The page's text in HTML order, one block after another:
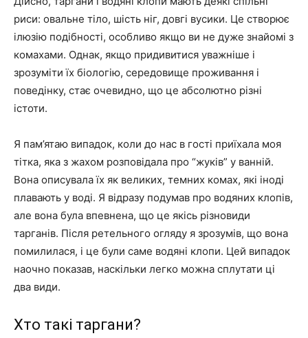
риси: овальне тіло, шість ніг, довгі вусики. Це створює
ілюзію подібності, особливо якщо ви не дуже знайомі з
комахами. Однак, якщо придивитися уважніше і
зрозуміти їх біологію, середовище проживання і
поведінку, стає очевидно, що це абсолютно різні
істоти.
Я пам’ятаю випадок, коли до нас в гості приїхала моя
тітка, яка з жахом розповідала про “жуків” у ванній.
Вона описувала їх як великих, темних комах, які іноді
плавають у воді. Я відразу подумав про водяних клопів,
але вона була впевнена, що це якісь різновиди
тарганів. Після ретельного огляду я зрозумів, що вона
помилилася, і це були саме водяні клопи. Цей випадок
наочно показав, наскільки легко можна сплутати ці
два види.
Хто такі таргани?